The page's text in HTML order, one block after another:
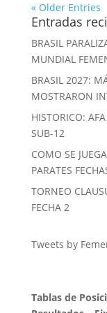
« Older Entries
Entradas
BRASIL
MUNDIAL
BRASIL 2027:
MOSTRARON
HISTORICO:
SUB-12
COMO SE
PARATES
TORNEO
FECHA 2
Tweets by
Tablas de